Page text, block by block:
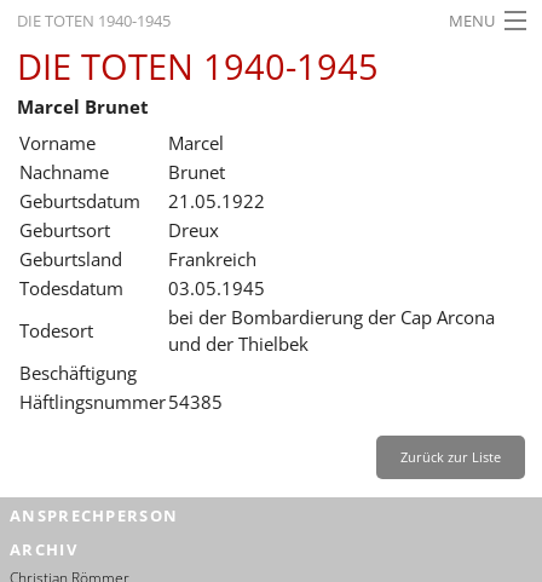
DIE TOTEN 1940-1945 MENU
STARTSEITE
AKTUELLES
AUSSTELLUNGEN
GESCHICHTE
BILDUNG
SERVICE
Deutsch Zurück
Deutsch
Gebärdensprache
DIE TOTEN 1940-1945
Marcel Brunet
Vorname
Marcel
Nachname
Brunet
Geburtsdatum
21.05.1922
Geburtsort
Dreux
Geburtsland
Frankreich
Todesdatum
03.05.1945
Todesort
bei der Bombardierung der Cap Arcona
und der Thielbek
Beschäftigung
Häftlingsnummer54385
Zurück zur Liste
ANSPRECHPERSON
ARCHIV